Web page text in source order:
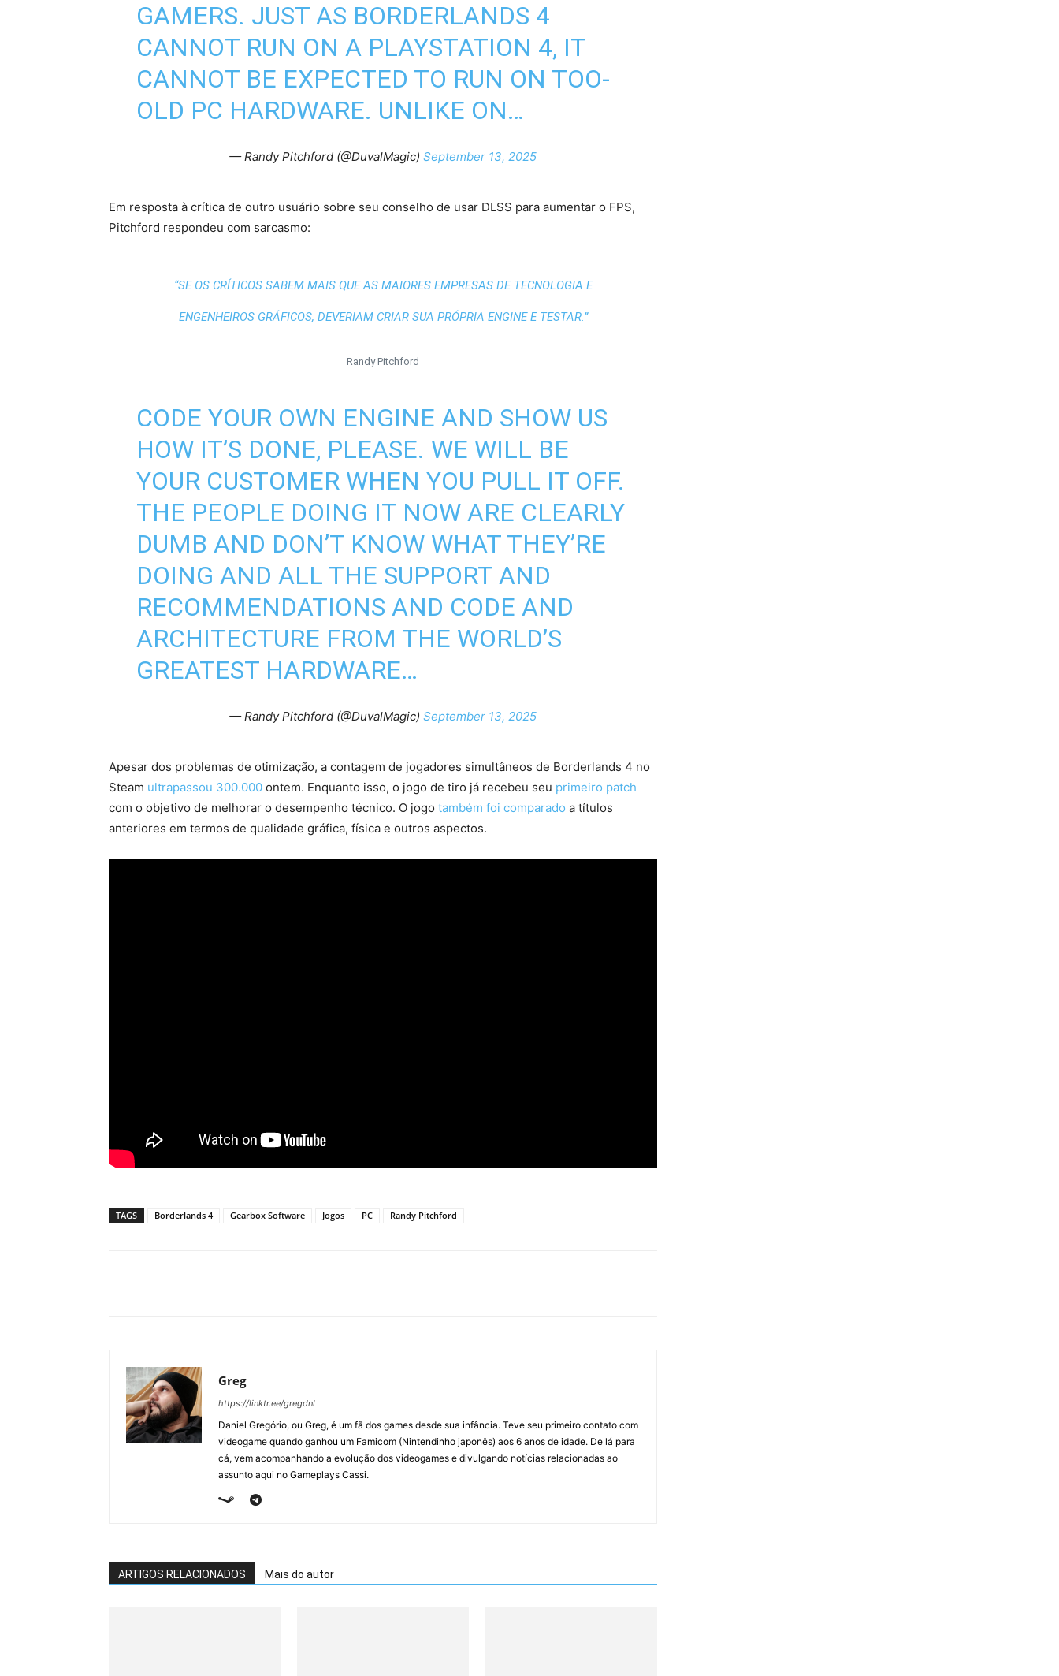
GAMERS. JUST AS BORDERLANDS 4
CANNOT RUN ON A PLAYSTATION 4, IT
CANNOT BE EXPECTED TO RUN ON TOO-
OLD PC HARDWARE. UNLIKE ON…
— Randy Pitchford (@DuvalMagic) September 13, 2025
Em resposta à crítica de outro usuário sobre seu conselho de usar DLSS para aumentar o FPS,
Pitchford respondeu com sarcasmo:
“SE OS CRÍTICOS SABEM MAIS QUE AS MAIORES EMPRESAS DE TECNOLOGIA E
ENGENHEIROS GRÁFICOS, DEVERIAM CRIAR SUA PRÓPRIA ENGINE E TESTAR.”
Randy Pitchford
CODE YOUR OWN ENGINE AND SHOW US
HOW IT’S DONE, PLEASE. WE WILL BE
YOUR CUSTOMER WHEN YOU PULL IT OFF.
THE PEOPLE DOING IT NOW ARE CLEARLY
DUMB AND DON’T KNOW WHAT THEY’RE
DOING AND ALL THE SUPPORT AND
RECOMMENDATIONS AND CODE AND
ARCHITECTURE FROM THE WORLD’S
GREATEST HARDWARE…
— Randy Pitchford (@DuvalMagic) September 13, 2025
Apesar dos problemas de otimização, a contagem de jogadores simultâneos de Borderlands 4 no
Steam ultrapassou 300.000 ontem. Enquanto isso, o jogo de tiro já recebeu seu primeiro patch
com o objetivo de melhorar o desempenho técnico. O jogo também foi comparado a títulos
anteriores em termos de qualidade gráfica, física e outros aspectos.
TAGS Borderlands 4 Gearbox Software Jogos PC Randy Pitchford
Greg
https://linktr.ee/gregdnl
Daniel Gregório, ou Greg, é um fã dos games desde sua infância. Teve seu primeiro contato com
videogame quando ganhou um Famicom (Nintendinho japonês) aos 6 anos de idade. De lá para
cá, vem acompanhando a evolução dos videogames e divulgando notícias relacionadas ao
assunto aqui no Gameplays Cassi.
ARTIGOS RELACIONADOS Mais do autor